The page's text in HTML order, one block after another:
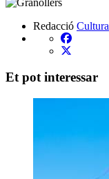
Redacció Cultura
Et pot interessar